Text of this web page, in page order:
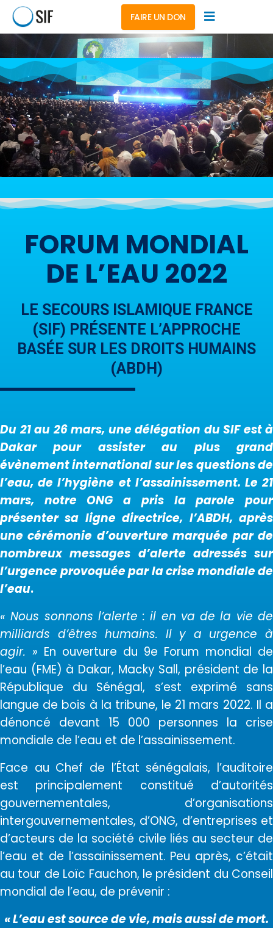
FAIRE UN DON
FORUM MONDIAL
DE L’EAU 2022
LE SECOURS ISLAMIQUE FRANCE
(SIF) PRÉSENTE L’APPROCHE
BASÉE SUR LES DROITS HUMAINS
(ABDH)
Du 21 au 26 mars, une délégation du SIF est à
Dakar pour assister au plus grand
évènement international sur les questions de
l’eau, de l’hygiène et l’assainissement. Le 21
mars, notre ONG a pris la parole pour
présenter sa ligne directrice, l’ABDH, après
une cérémonie d’ouverture marquée par de
nombreux messages d’alerte adressés sur
l’urgence provoquée par la crise mondiale de
l’eau.
« Nous sonnons l’alerte : il en va de la vie de
milliards d’êtres humains. Il y a urgence à
agir. » En ouverture du 9e Forum mondial de
l’eau (FME) à Dakar, Macky Sall, président de la
République du Sénégal, s’est exprimé sans
langue de bois à la tribune, le 21 mars 2022. Il a
dénoncé devant 15 000 personnes la crise
mondiale de l’eau et de l’assainissement.
Face au Chef de l’État sénégalais, l’auditoire
est principalement constitué d’autorités
gouvernementales, d’organisations
intergouvernementales, d’ONG, d’entreprises et
d’acteurs de la société civile liés au secteur de
l’eau et de l’assainissement. Peu après, c’était
au tour de Loïc Fauchon, le président du Conseil
mondial de l’eau, de prévenir :
« L’eau est source de vie, mais aussi de mort.